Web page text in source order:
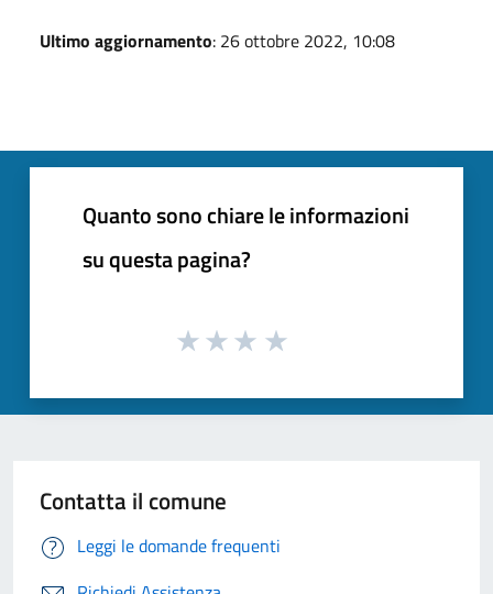
Ultimo aggiornamento: 26 ottobre 2022, 10:08
Quanto sono chiare le informazioni
su questa pagina?
Contatta il comune
Leggi le domande frequenti